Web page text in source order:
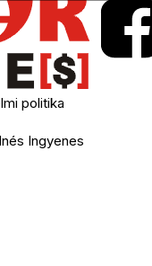
politika
Ingyenes